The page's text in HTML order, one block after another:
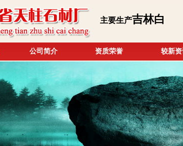
主要生产吉林白
公司简介 资质荣誉 较新资